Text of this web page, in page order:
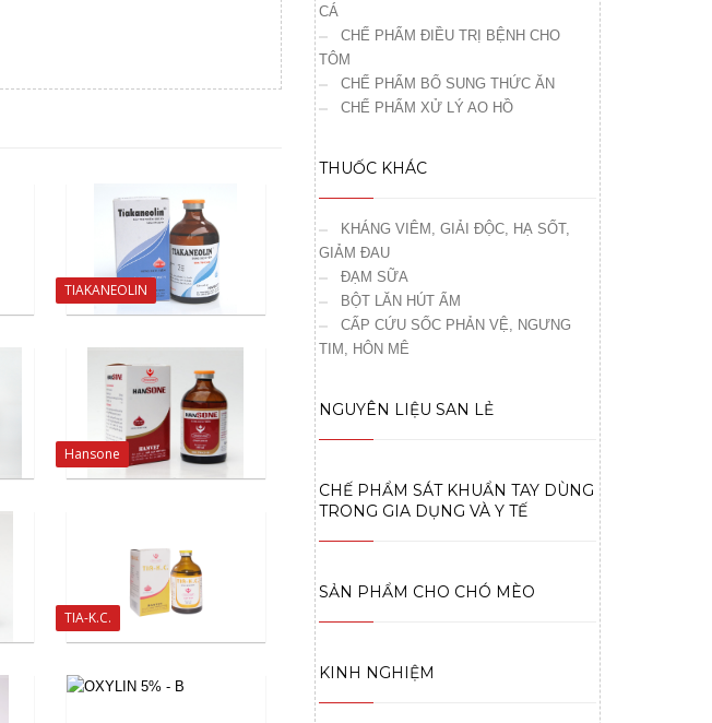
TIAKANEOLIN
Hansone
TIA-K.C.
CÁ
CHẾ PHẨM ĐIỀU TRỊ BỆNH CHO
TÔM
CHẾ PHẨM BỔ SUNG THỨC ĂN
CHẾ PHẨM XỬ LÝ AO HỒ
THUỐC KHÁC
KHÁNG VIÊM, GIẢI ĐỘC, HẠ SỐT,
GIẢM ĐAU
ĐẠM SỮA
BỘT LĂN HÚT ẨM
CẤP CỨU SỐC PHẢN VỆ, NGƯNG
TIM, HÔN MÊ
NGUYÊN LIỆU SAN LẺ
CHẾ PHẨM SÁT KHUẨN TAY DÙNG
TRONG GIA DỤNG VÀ Y TẾ
SẢN PHẨM CHO CHÓ MÈO
KINH NGHIỆM